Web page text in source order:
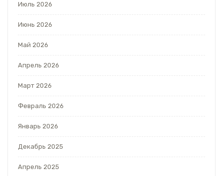
Июль 2026
Июнь 2026
Май 2026
Апрель 2026
Март 2026
Февраль 2026
Январь 2026
Декабрь 2025
Апрель 2025